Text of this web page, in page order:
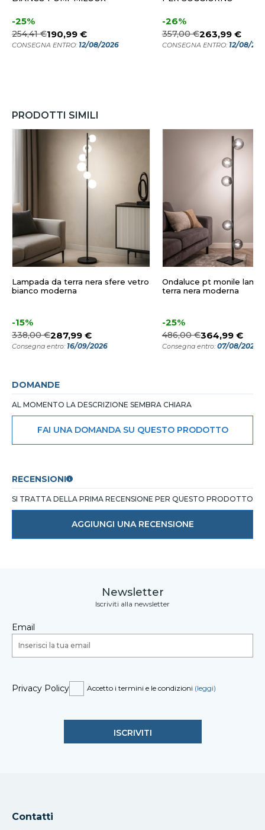
-25%
254,41 €190,99 €
CONSEGNA ENTRO: 12/08/2026
-26%
357,00 €263,99 €
CONSEGNA ENTRO: 12/08/
PRODOTTI SIMILI
Lampada da terra nera sfere vetro
bianco moderna
-15%
338,00 €287,99 €
Consegna entro: 16/09/2026
Ondaluce pt monile
terra nera moderna
-25%
486,00 €364,99 €
Consegna entro: 07/08/2026
DOMANDE
AL MOMENTO LA DESCRIZIONE SEMBRA CHIARA
FAI UNA DOMANDA SU QUESTO PRODOTTO
RECENSIONI
SI TRATTA DELLA PRIMA RECENSIONE PER QUESTO PRODOTTO
AGGIUNGI UNA RECENSIONE
Newsletter
Iscriviti alla newsletter
Email
Privacy Policy Accetto i termini e le condizioni (leggi)
Contatti